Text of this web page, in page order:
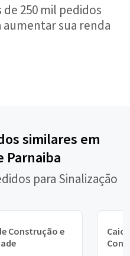
de 250 mil pedidos
aumentar sua renda
similares em
Parnaiba
para Sinalização
Construção e
Caio